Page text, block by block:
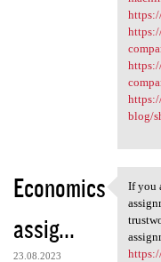
blog/
Economics
assig...
23.08.2023
If you
If you